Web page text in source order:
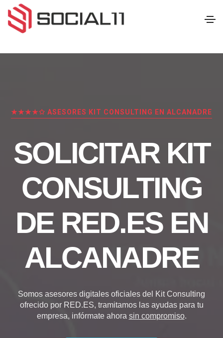
★★★★✩ ASESORES KIT CONSULTING EN ALCANADRE
SOLICITAR KIT
CONSULTING
DE RED.ES EN
ALCANADRE
Somos asesores digitales oficiales del Kit Consulting
ofrecido por RED.ES, tramitamos las ayudas para tu
empresa, infórmate ahora sin compromiso.